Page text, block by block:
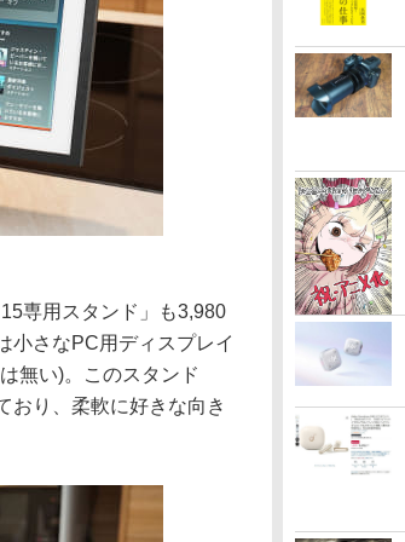
専用スタンド」も3,980
小さなPC用ディスプレイ
無い)。このスタンド
おり、柔軟に好きな向き